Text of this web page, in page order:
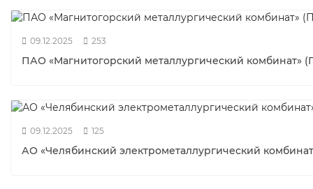
09.12.2025 253
ПАО «Магнитогорский металлургический комбинат»
09.12.2025 125
АО «Челябинский электрометаллургический